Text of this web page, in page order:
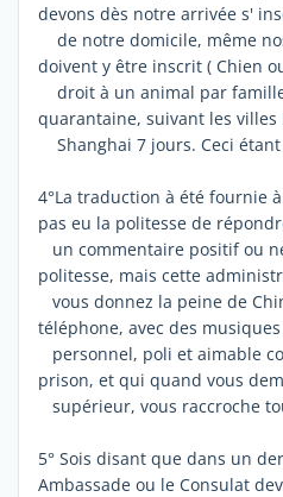
devons dès notre arrivée s'
de notre domicile, même
doivent y être inscrit ( Chien
droit à un animal par
quarantaine, suivant les villes
Shanghai 7 jours. Ceci
4°La traduction à été fournie
pas eu la politesse de
un commentaire positif ou
politesse, mais cette
vous donnez la peine de
téléphone, avec des
personnel, poli et aimable
prison, et qui quand vous
supérieur, vous raccroche
5° Sois disant que dans un
Ambassade ou le Consulat